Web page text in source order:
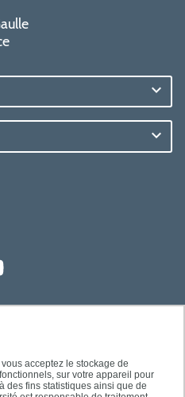
acceptez le stockage de
sur votre appareil pour
des fins statistiques ainsi que de